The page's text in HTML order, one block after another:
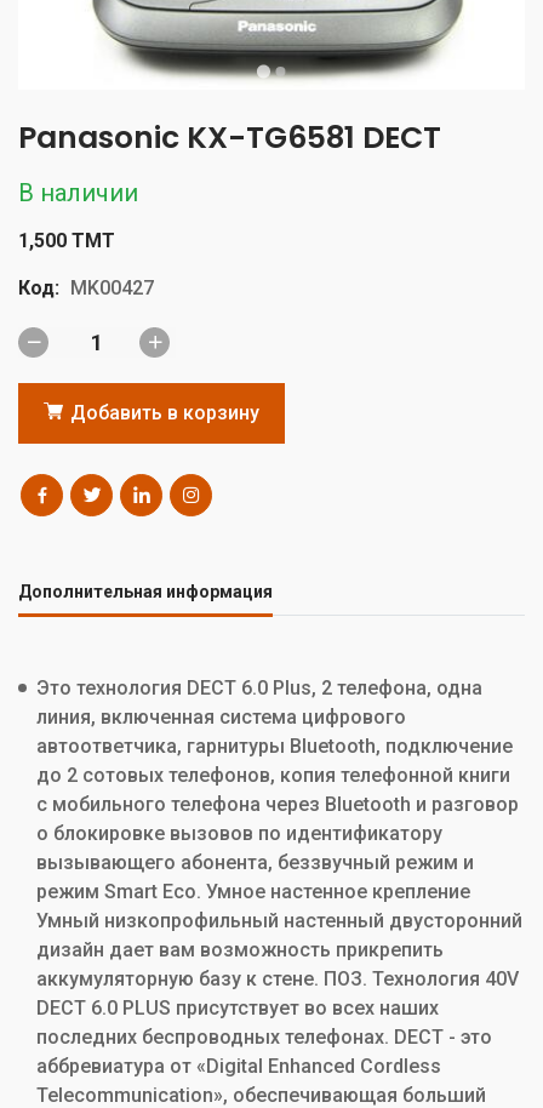
Panasonic KX-TG6581 DECT
В наличии
1,500 TMT
Код: MK00427
Добавить в корзину
Дополнительная информация
Это технология DECT 6.0 Plus, 2 телефона, одна
линия, включенная система цифрового
автоответчика, гарнитуры Bluetooth, подключение
до 2 сотовых телефонов, копия телефонной книги
с мобильного телефона через Bluetooth и разговор
о блокировке вызовов по идентификатору
вызывающего абонента, беззвучный режим и
режим Smart Eco. Умное настенное крепление
Умный низкопрофильный настенный двусторонний
дизайн дает вам возможность прикрепить
аккумуляторную базу к стене. ПОЗ. Технология 40V
DECT 6.0 PLUS присутствует во всех наших
последних беспроводных телефонах. DECT - это
аббревиатура от «Digital Enhanced Cordless
Telecommunication», обеспечивающая больший